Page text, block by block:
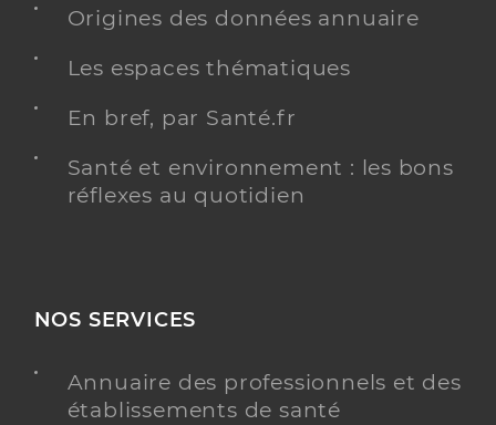
Origines des données annuaire
Les espaces thématiques
En bref, par Santé.fr
Santé et environnement : les bons
réflexes au quotidien
NOS SERVICES
Annuaire des professionnels et des
établissements de santé